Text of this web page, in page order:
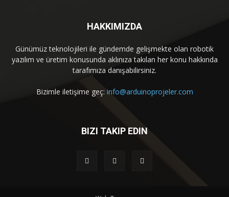
HAKKIMIZDA
Günümüz teknolojileri ile gündemde gelişmekte olan robotik
yazılım ve üretim konusunda aklınıza takılan her konu hakkında
tarafımıza danışabilirsiniz.
Bizimle iletişime geç: info@arduinoprojeler.com
BIZI TAKIP EDIN